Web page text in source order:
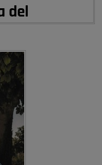
del
, pero yo si desde
la
con hijos y no